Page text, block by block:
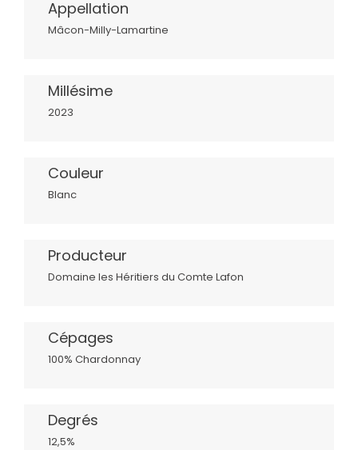
Appellation
Mâcon-Milly-Lamartine
Millésime
2023
Couleur
Blanc
Producteur
Domaine les Héritiers du Comte Lafon
Cépages
100% Chardonnay
Degrés
12,5%